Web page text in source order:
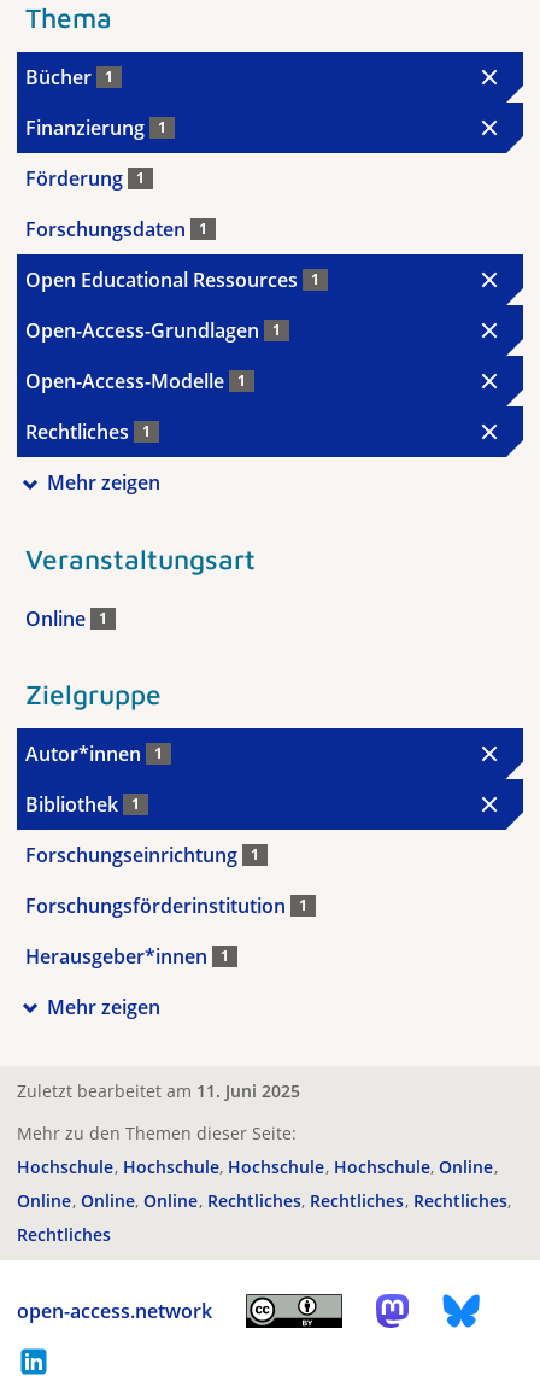
Thema
Bücher 1
Finanzierung 1
Förderung 1
Forschungsdaten 1
Open Educational Ressources 1
Open-Access-Grundlagen 1
Open-Access-Modelle 1
Rechtliches 1
Mehr zeigen
Veranstaltungsart
Online 1
Zielgruppe
Autor*innen 1
Bibliothek 1
Forschungseinrichtung 1
Forschungsförderinstitution 1
Herausgeber*innen 1
Mehr zeigen
Zuletzt bearbeitet am 11. Juni 2025
Mehr zu den Themen dieser Seite:
Hochschule Hochschule Hochschule Hochschule Online
Online Online Online Rechtliches Rechtliches Rechtliches
Rechtliches
open-access.network